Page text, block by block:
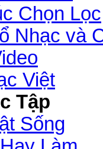
Chọn Lọc
Nhạc và
Việt
Tập
Sống